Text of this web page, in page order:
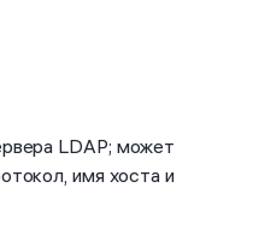
LDAP; может
имя хоста и